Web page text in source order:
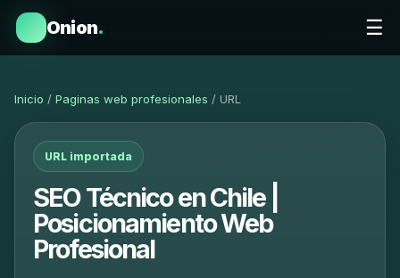
Onion. ☰
Inicio / Paginas web profesionales / URL
URL importada
SEO Técnico en Chile |
Posicionamiento Web
Profesional